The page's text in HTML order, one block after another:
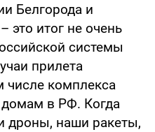
Белгорода и
это итог не очень
системы
прилета
числе комплекса
в РФ. Когда
дроны, наши ракеты,